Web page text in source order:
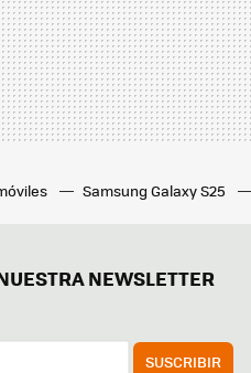
Samsung Galaxy S25
NEWSLETTER
SUSCRIBIR